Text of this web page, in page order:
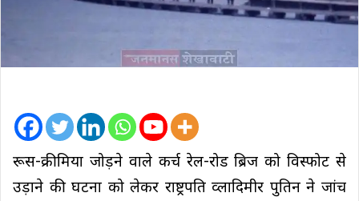
रूस-क्रीमिया जोड़ने वाले कर्च रेल-रोड ब्रिज को विस्फोट से
उड़ाने की घटना को लेकर राष्ट्रपति व्लादिमीर पुतिन ने जांच